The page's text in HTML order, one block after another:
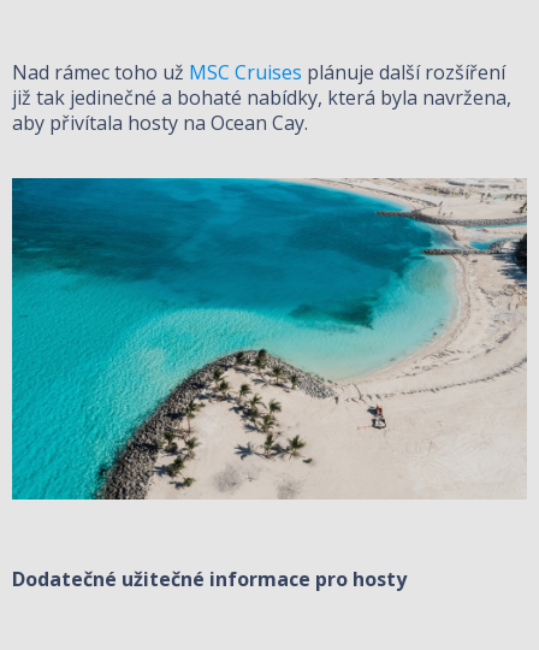
Nad rámec toho už MSC Cruises plánuje další rozšíření
již tak jedinečné a bohaté nabídky, která byla navržena,
aby přivítala hosty na Ocean Cay.
Dodatečné užitečné informace pro hosty